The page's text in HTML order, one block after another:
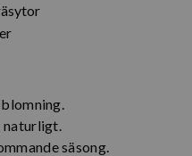
naturligt.
säsong.